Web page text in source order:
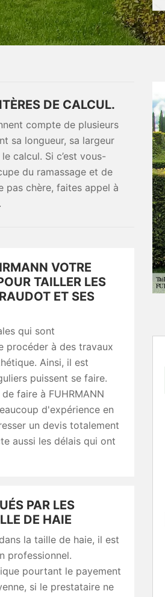
DE CALCUL.
compte de plusieurs
sa longueur, sa largeur
calcul. Si c’est vous-
du ramassage et de
pas chère, faites appel à
VOTRE
TAILLER LES
ET SES
qui sont
procéder à des travaux
Ainsi, il est
puissent se faire.
faire à FUHRMANN
d'expérience en
un devis totalement
aussi les délais qui ont
PAR LES
DE HAIE
la taille de haie, il est
professionnel.
pourtant le payement
si le prestataire ne